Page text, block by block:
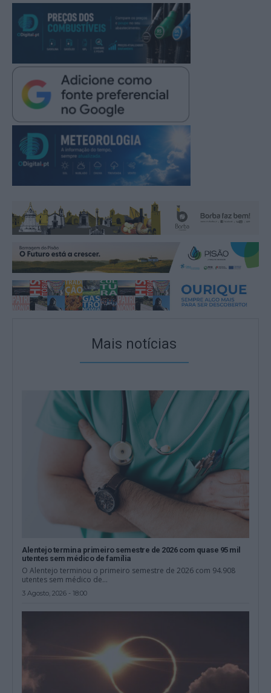
Mais notícias
Alentejo termina primeiro semestre de 2026 com quase 95 mil
utentes sem médico de família
O Alentejo terminou o primeiro semestre de 2026 com 94.908
utentes sem médico de...
3 Agosto, 2026 - 18:00